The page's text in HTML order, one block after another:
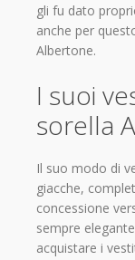
gli fu dato
anche per
Albertone.
I suoi
sorella
Il suo modo di
giacche,
concessione
sempre
acquistare i